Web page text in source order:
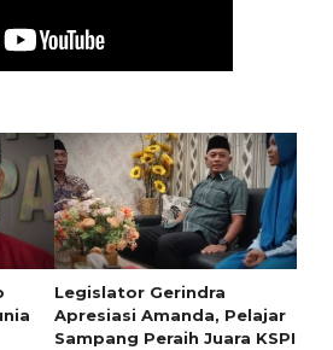
Legislator Gerindra
Apresiasi Amanda, Pelajar
Sampang Peraih Juara KSPI